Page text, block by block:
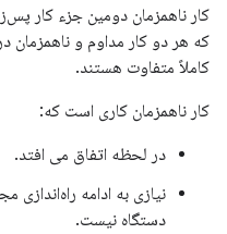
کار ناهمزمان دومین جزء کار
که هر دو کار مداوم و ناهمزمان
کاملاً متفاوت هستند.
کار ناهمزمان کاری است که:
در لحظه اتفاق می افتد.
نیازی به ادامه راه‌اندازی
دستگاه نیست.